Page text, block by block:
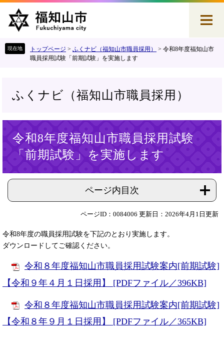
へ
トップページ > ふくナビ（福知山市職員採用） > 令和8年度福知山市
職員採用試験「前期試験」を実施します
ふくナビ（福知山市職員採用）
令和8年度福知山市職員採用試験
「前期試験」を実施します
ページ内目次
ページID：0084006 更新日：2026年4月1日更新
令和8年度の職員採用試験を下記のとおり実施します。
ダウンロードしてご確認ください。
令和８年度福知山市職員採用試験案内[前期試験]
【令和９年４月１日採用】 [PDFファイル／396KB]
令和８年度福知山市職員採用試験案内[前期試験]
【令和８年９月１日採用】​ [PDFファイル／365KB]